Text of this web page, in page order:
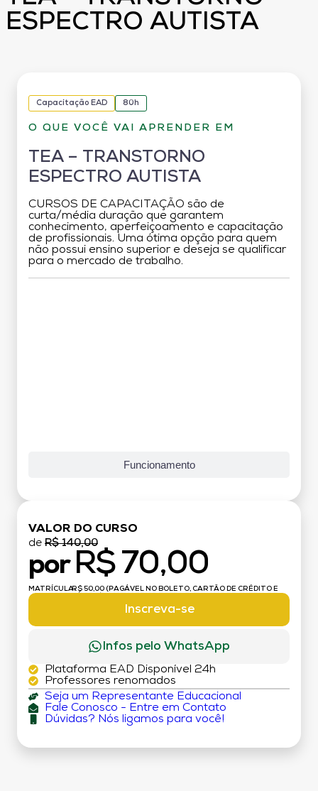
ESPECTRO AUTISTA
Capacitação EAD 80h
O QUE VOCÊ VAI APRENDER EM
TEA – TRANSTORNO
ESPECTRO AUTISTA
CURSOS DE CAPACITAÇÃO são de
curta/média duração que garantem
conhecimento, aperfeiçoamento e capacitação
de profissionais. Uma ótima opção para quem
não possui ensino superior e deseja se qualificar
para o mercado de trabalho.
Funcionamento
VALOR DO CURSO
de R$ 140,00
por R$ 70,00
MATRÍCULA:R$ 50,00 (PAGÁVEL NO BOLETO, CARTÃO DE CRÉDITO E
Inscreva-se
Infos pelo WhatsApp
Plataforma EAD Disponível 24h
Professores renomados
Seja um Representante Educacional
Fale Conosco - Entre em Contato
Dúvidas? Nós ligamos para você!